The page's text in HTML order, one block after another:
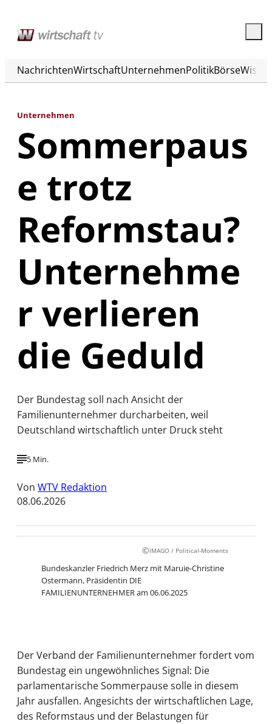
NachrichtenWirtschaftUnternehmenPolitikBörse
Unternehmen
Sommerpaus
e trotz
Reformstau?
Unternehme
r verlieren
die Geduld
Der Bundestag soll nach Ansicht der
Familienunternehmer durcharbeiten, weil
Deutschland wirtschaftlich unter Druck steht
5 Min.
Von WTV Redaktion
08.06.2026
©IMAGO / Political-Moments
Bundeskanzler Friedrich Merz mit Maruie-Christine
Ostermann, Präsidentin DIE
FAMILIENUNTERNEHMER am 06.06.2025
Der Verband der Familienunternehmer fordert vom
Bundestag ein ungewöhnliches Signal: Die
parlamentarische Sommerpause solle in diesem
Jahr ausfallen. Angesichts der wirtschaftlichen Lage,
des Reformstaus und der Belastungen für